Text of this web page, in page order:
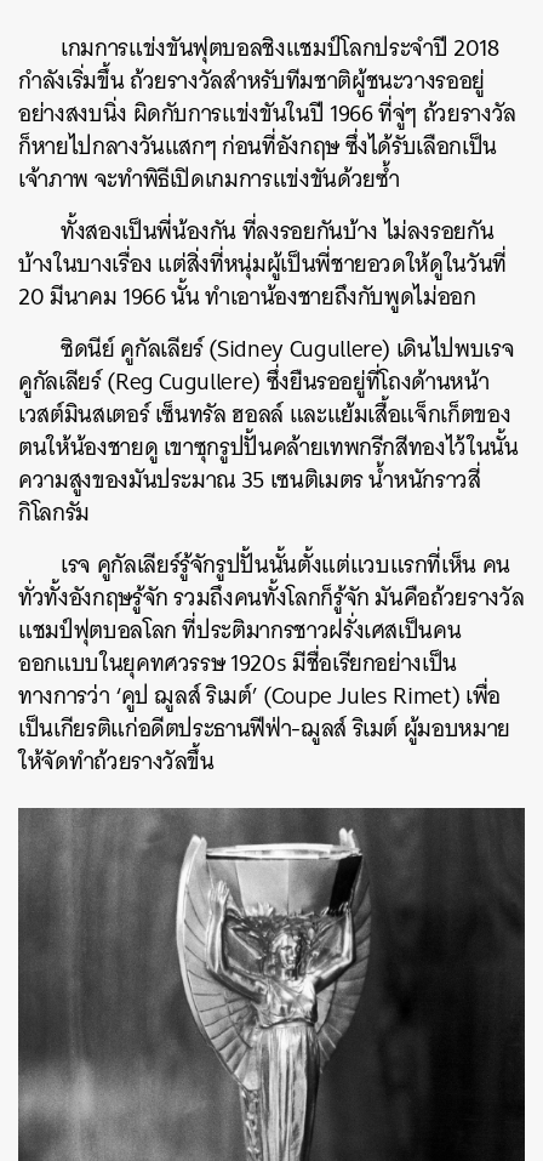
เกมการแข่งขันฟุตบอลชิงแชมป์โลกประจำปี 2018
กำลังเริ่มขึ้น ถ้วยรางวัลสำหรับทีมชาติผู้ชนะวางรออยู่
อย่างสงบนิ่ง ผิดกับการแข่งขันในปี 1966 ที่จู่ๆ ถ้วยรางวัล
ก็หายไปกลางวันแสกๆ ก่อนที่อังกฤษ ซึ่งได้รับเลือกเป็น
เจ้าภาพ จะทำพิธีเปิดเกมการแข่งขันด้วยซ้ำ
ทั้งสองเป็นพี่น้องกัน ที่ลงรอยกันบ้าง ไม่ลงรอยกัน
บ้างในบางเรื่อง แต่สิ่งที่หนุ่มผู้เป็นพี่ชายอวดให้ดูในวันที่
20 มีนาคม 1966 นั้น ทำเอาน้องชายถึงกับพูดไม่ออก
ซิดนีย์ คูกัลเลียร์ (Sidney Cugullere) เดินไปพบเรจ
คูกัลเลียร์ (Reg Cugullere) ซึ่งยืนรออยู่ที่โถงด้านหน้า
เวสต์มินสเตอร์ เซ็นทรัล ฮอลล์ และแย้มเสื้อแจ็กเก็ตของ
ตนให้น้องชายดู เขาซุกรูปปั้นคล้ายเทพกรีกสีทองไว้ในนั้น
ความสูงของมันประมาณ 35 เซนติเมตร น้ำหนักราวสี่
กิโลกรัม
เรจ คูกัลเลียร์รู้จักรูปปั้นนั้นตั้งแต่แวบแรกที่เห็น คน
ทั่วทั้งอังกฤษรู้จัก รวมถึงคนทั้งโลกก็รู้จัก มันคือถ้วยรางวัล
แชมป์ฟุตบอลโลก ที่ประติมากรชาวฝรั่งเศสเป็นคน
ออกแบบในยุคทศวรรษ 1920s มีชื่อเรียกอย่างเป็น
ทางการว่า ‘คูป ฌูลส์ ริเมต์’ (Coupe Jules Rimet) เพื่อ
เป็นเกียรติแก่อดีตประธานฟีฟ่า-ฌูลส์ ริเมต์ ผู้มอบหมาย
ให้จัดทำถ้วยรางวัลขึ้น